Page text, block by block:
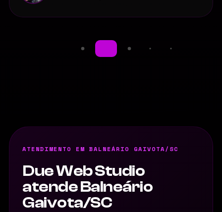
ATENDIMENTO EM BALNEÁRIO GAIVOTA/SC
Due Web Studio
atende Balneário
Gaivota/SC